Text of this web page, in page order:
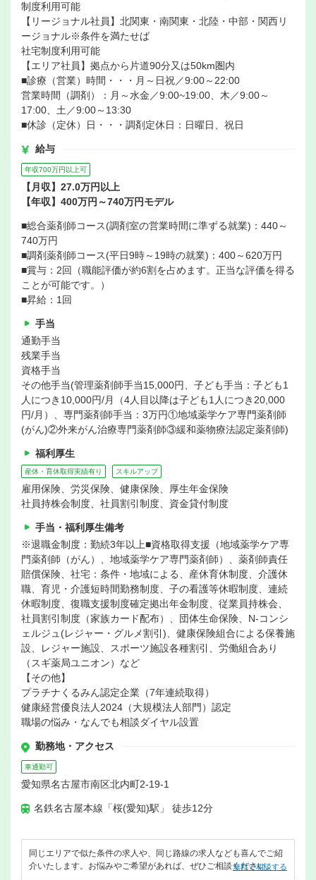
制度利用可能
【リージョナル社員】北関東・南関東・北陸・中部・関西リ
ージョナル※条件を満たせば
社宅制度利用可能
【エリア社員】拠点から片道90分又は50km圏内
■診療（営業）時間・・・月～日祝／9:00～22:00
営業時間（調剤）：月～水金／9:00~19:00、木／9:00～
17:00、土／9:00～13:30
■休診（定休）日・・・調剤定休日：日曜日、祝日
給与
年収700万円以上可
【月収】27.0万円以上
【年収】400万円～740万円モデル
■総合薬剤師コース(調剤室の営業時間に準ずる就業)：440～
740万円
■調剤薬剤師コース(平日9時～19時の就業)：400～620万円
■賞与：2回（職能評価が約6割を占めます。正当な評価を得る
ことが可能です。）
■昇給：1回
手当
通勤手当
残業手当
資格手当
その他手当(管理薬剤師手当15,000円、子ども手当：子ども1
人につき10,000円/月（4人目以降は子ども1人につき20,000
円/月）、専門薬剤師手当：3万円①地域薬学ケア専門薬剤師
(がん)②外来がん治療専門薬剤師③緩和薬物療法認定薬剤師)
福利厚生
産休・育休取得実績有り スキルアップ
雇用保険、労災保険、健康保険、厚生年金保険
社員持株会制度、社員割引制度、資金貸付制度
手当・福利厚生備考
※退職金制度：勤続3年以上■資格取得支援（地域薬学ケア専
門薬剤師（がん）、地域薬学ケア専門薬剤師）、薬剤師責任
賠償保険、社宅：条件・地域による、産休育休制度、介護休
職、育児・介護短時間勤務制度、子の看護等休暇制度、連続
休暇制度、復職支援制度確定拠出年金制度、従業員持株会、
社員割引制度（家族カード配布）、団体生命保険、N-コンシ
ェルジュ(レジャー・グルメ割引)、健康保険組合による保養施
設、レジャー施設、スポーツ施設各種割引、労働組合あり
（スギ薬局ユニオン）など
【その他】
プラチナくるみん認定企業（7年連続取得）
健康経営優良法人2024（大規模法人部門）認定
職場の悩み・なんでも相談ダイヤル設置
勤務地・アクセス
車通勤可
愛知県名古屋市南区北内町2-19-1
名鉄名古屋本線「桜(愛知)駅」 徒歩12分
同じエリアで似た条件の求人や、同じ路線の求人なども喜んでご紹
介いたします。お悩みやご希望があれば、ぜひご相談ください。
無料で相談する